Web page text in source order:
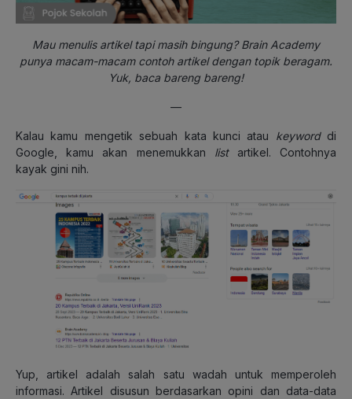
Mau menulis artikel tapi masih bingung? Brain Academy
punya macam-macam contoh artikel dengan topik beragam.
Yuk, baca bareng bareng!
—
Kalau kamu mengetik sebuah kata kunci atau keyworddi
Google, kamu akan menemukkan listartikel. Contohnya
kayak gini nih.
Yup, artikel adalah salah satu wadah untuk memperoleh
informasi. Artikel disusun berdasarkan opini dan data-data